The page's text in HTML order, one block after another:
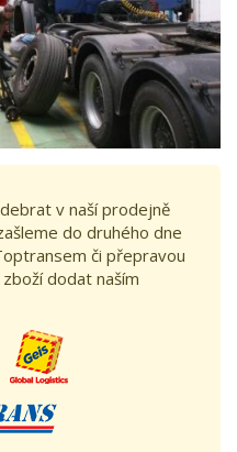
v naší prodejně
do druhého dne
či přepravou
dodat naším